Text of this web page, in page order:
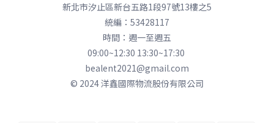
新北市汐止區新台五路1段97號13樓之5
統編：53428117
時間：週一至週五
09:00~12:30 13:30~17:30
bealent2021@gmail.com
© 2024 洋鑫國際物流股份有限公司